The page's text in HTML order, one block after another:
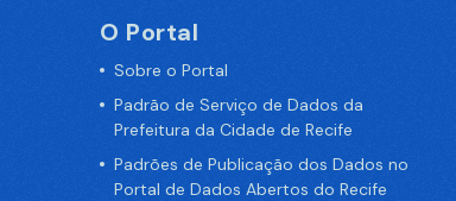
O Portal
Sobre o Portal
Padrão de Serviço de Dados da
Prefeitura da Cidade de Recife
Padrões de Publicação dos Dados no
Portal de Dados Abertos do Recife